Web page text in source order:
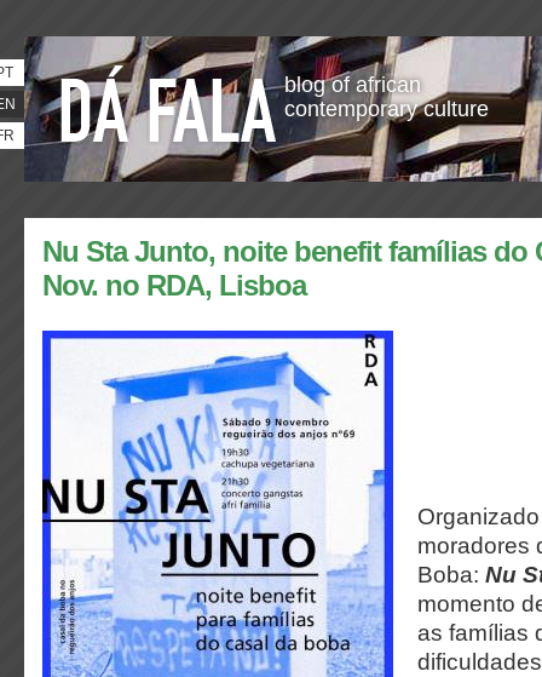
blog of african
contemporary culture
Nu Sta Junto, noite benefit famílias do
Nov. no RDA, Lisboa
moradores
Boba: Nu
momento
as famílias